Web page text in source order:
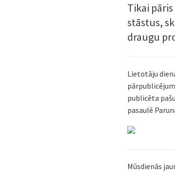
Tikai
stāstus,
draugu
Lietotāju
publicēta
pasaulē
Mūsdienās